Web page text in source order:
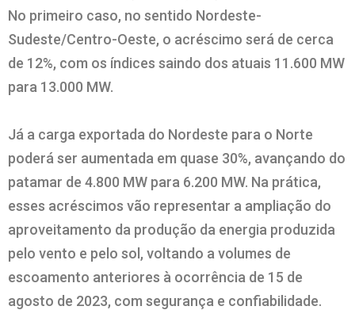
No primeiro caso, no sentido Nordeste-
Sudeste/Centro-Oeste, o acréscimo será de cerca
de 12%, com os índices saindo dos atuais 11.600 MW
para 13.000 MW.
Já a carga exportada do Nordeste para o Norte
poderá ser aumentada em quase 30%, avançando do
patamar de 4.800 MW para 6.200 MW. Na prática,
esses acréscimos vão representar a ampliação do
aproveitamento da produção da energia produzida
pelo vento e pelo sol, voltando a volumes de
escoamento anteriores à ocorrência de 15 de
agosto de 2023, com segurança e confiabilidade.